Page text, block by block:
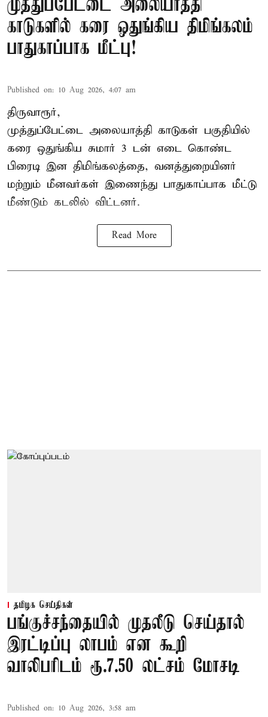
முத்துப்பேட்டை அலையாத்தி
காடுகளில் கரை ஒதுங்கிய திமிங்கலம்
பாதுகாப்பாக மீட்பு!
Published on: 10 Aug 2026, 4:07 am
திருவாரூர்,
முத்துப்பேட்டை அலையாத்தி காடுகள் பகுதியில்
கரை ஒதுங்கிய சுமார் 3 டன் எடை கொண்ட
பிரைடி இன திமிங்கலத்தை, வனத்துறையினர்
மற்றும் மீனவர்கள் இணைந்து பாதுகாப்பாக மீட்டு
மீண்டும் கடலில் விட்டனர்.
Read More
தமிழக செய்திகள்
பங்குச்சந்தையில் முதலீடு செய்தால்
இரட்டிப்பு லாபம் என கூறி
வாலிபரிடம் ரூ.7.50 லட்சம் மோசடி
Published on: 10 Aug 2026, 3:58 am